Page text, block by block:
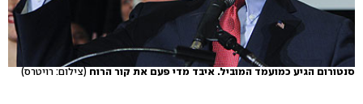
סנטורום הגיע כמועמד המוביל. איבד מדי פעם את קור הרוח(צילום: רויטרס)